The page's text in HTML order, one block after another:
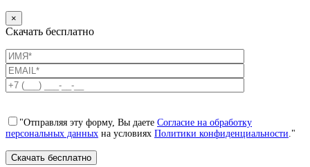
×
Скачать бесплатно
"Отправляя эту форму, Вы даете Согласие на обработку
персональных данных на условиях Политики конфиденциальности ."